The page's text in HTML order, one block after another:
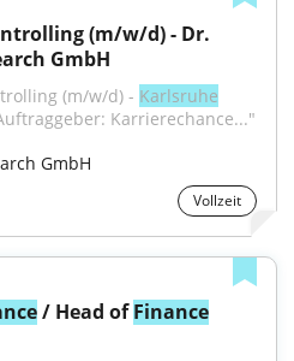
(m/w/d) - Dr.
GmbH
(m/w/d) - Karlsruhe
Karrierechance..."
GmbH
Vollzeit
/ Head of Finance